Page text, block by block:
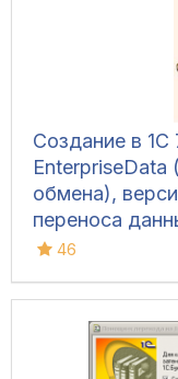
Создание в 1С
EnterpriseData
обмена),
переноса
конфигурации
через
46